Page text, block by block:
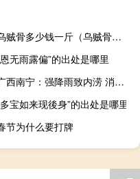
乌贼骨多少钱一斤（乌贼骨治胃病的吃法）
无雨露偏”的出处是哪里
广西南宁：强降雨致内涝 消防紧急转移被困群众
宝如来现後身”的出处是哪里
节为什么要打牌